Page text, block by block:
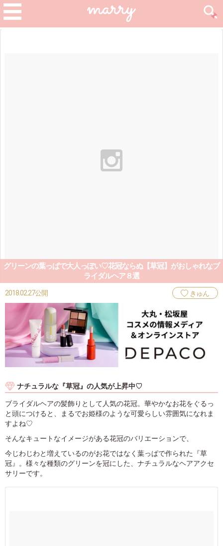
グリーンの葉っぱで大人っぽい♡花冠ならぬ【草冠】がおしゃれなブ
ライダルヘア８選
2018.02.27公開 きゅん
ナチュラルな『草冠』の人気が上昇中♡
ブライダルヘアの髪飾りとして人気の花冠。華やかなお花をぐるっ
と頭につけると、まるでお姫様のような可愛らしい雰囲気になれま
すよね♡
そんなキュートなイメージがある花冠のバリエーションで、
今じわじわと増えているのがお花ではなく葉っぱで作られた『草
冠』。様々な種類のグリーンを冠にした、ナチュラルなヘアアクセ
サリーです。